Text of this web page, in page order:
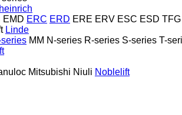
EMD ERC ERD ERE ERV ESC ESD TFG
Linde
series MM N-series R-series S-series T-
Mitsubishi Niuli Noblelift